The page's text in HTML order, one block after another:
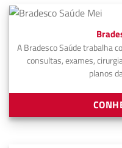
A Bradesco Saúde trabalha
consultas, exames,
planos